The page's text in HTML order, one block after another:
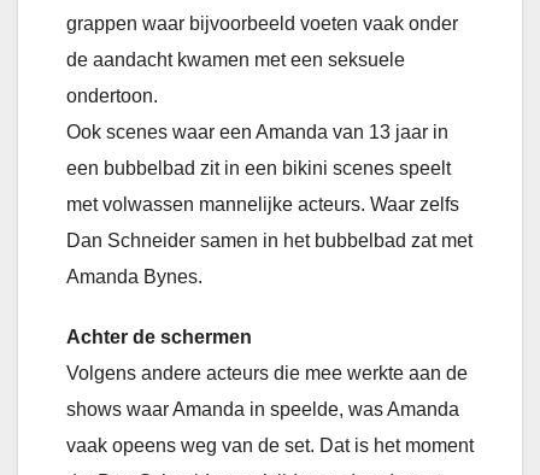
grappen waar bijvoorbeeld voeten vaak onder
de aandacht kwamen met een seksuele
ondertoon.
Ook scenes waar een Amanda van 13 jaar in
een bubbelbad zit in een bikini scenes speelt
met volwassen mannelijke acteurs. Waar zelfs
Dan Schneider samen in het bubbelbad zat met
Amanda Bynes.
Achter de schermen
Volgens andere acteurs die mee werkte aan de
shows waar Amanda in speelde, was Amanda
vaak opeens weg van de set. Dat is het moment